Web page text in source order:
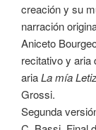
creación y su
narración
Aniceto
recitativo y aria
ariaLa mía
Grossi.
Segunda